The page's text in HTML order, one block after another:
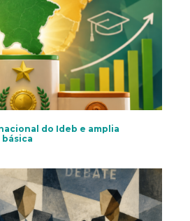
do Ideb e amplia